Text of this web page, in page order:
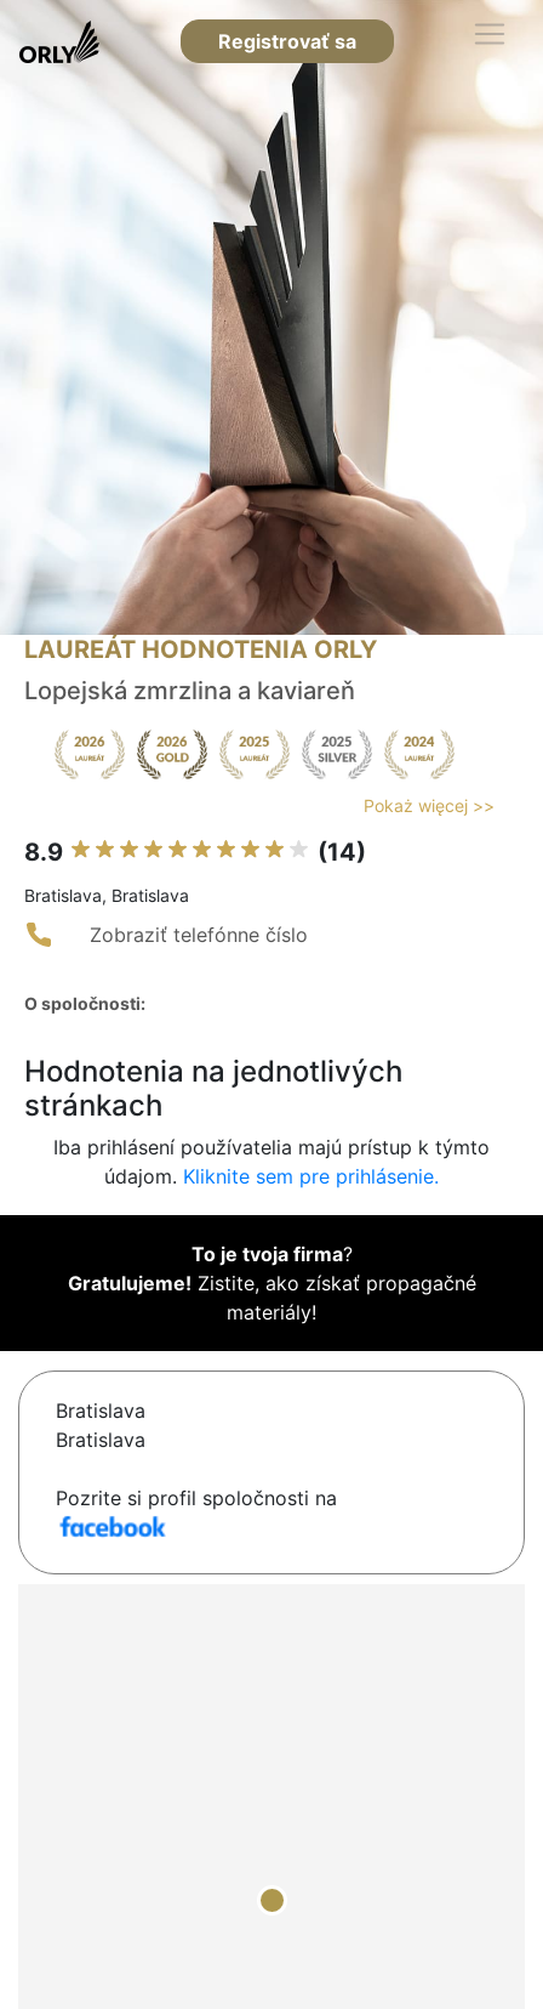
Registrovať sa
LAUREÁT HODNOTENIA ORLY
Lopejská zmrzlina a kaviareň
Pokaż więcej >>
8.9 (14)
Bratislava, Bratislava
Zobraziť telefónne číslo
O spoločnosti:
Hodnotenia na jednotlivých
stránkach
Iba prihlásení používatelia majú prístup k týmto
údajom. Kliknite sem pre prihlásenie.
To je tvoja firma?
Gratulujeme! Zistite, ako získať propagačné
materiály!
Bratislava
Bratislava
Pozrite si profil spoločnosti na